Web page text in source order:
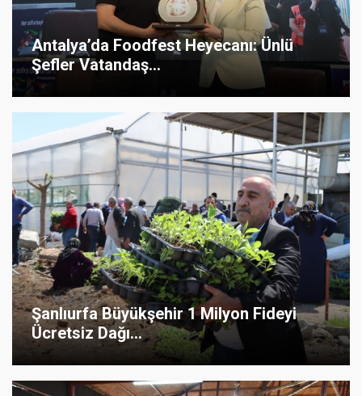
Antalya’da Foodfest Heyecanı: Ünlü
Şefler Vatandaş...
Şanlıurfa Büyükşehir 1 Milyon Fideyi
Ücretsiz Dağı...